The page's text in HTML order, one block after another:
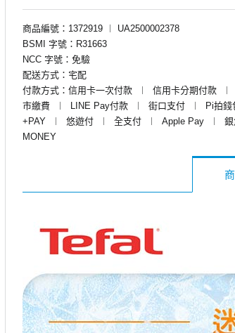
商品編號：1372919 ︱
UA2500002378
BSMI 字號：R31663
NCC 字號：免驗
配送方式：宅配
付款方式：信用卡一次付款
︱ 信用卡分期付款 ︱
市繳費
︱ LINE Pay付款 ︱ 街口支付 ︱ Pi拍錢
+PAY
︱ 悠遊付 ︱ 全支付 ︱ Apple Pay ︱
MONEY